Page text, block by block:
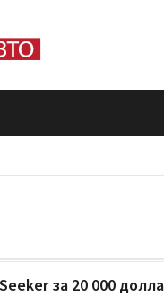
за 20 000